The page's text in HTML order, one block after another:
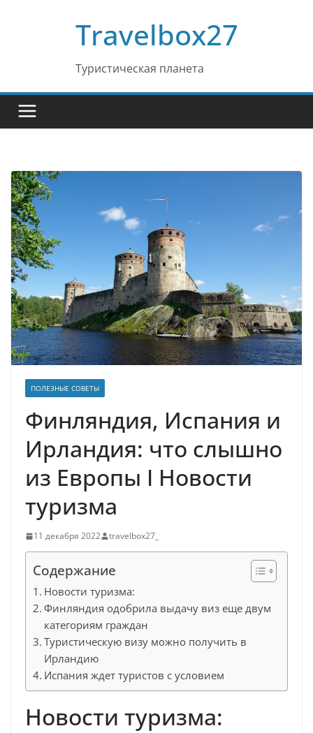
Travelbox27
Туристическая планета
ПОЛЕЗНЫЕ СОВЕТЫ
Финляндия, Испания и
Ирландия: что слышно
из Европы Ӏ Новости
туризма
11 декабря 2022 travelbox27_
Содержание
Новости туризма:
Финляндия одобрила выдачу виз еще двум
категориям граждан
Туристическую визу можно получить в
Ирландию
Испания ждет туристов с условием
Новости туризма: